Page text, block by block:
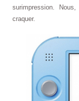
surimpression.
craquer.